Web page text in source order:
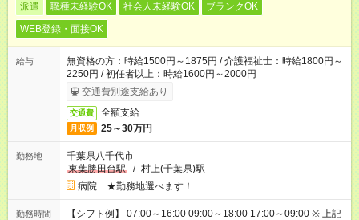
派遣 職種未経験OK 社会人未経験OK
ブランクOK
WEB登録・面接OK
給与
無資格の方：時給1500円～1875円 / 介護福祉士：時給1800円～
2250円 / 初任者以上：時給1600円～2000円
交通費別途支給あり
交通費 全額支給
月収例 25～30万円
勤務地
千葉県八千代市
東葉勝田台駅
/ 村上(千葉県)駅
病院 ★勤務地選べます！
勤務時間
【シフト例】 07:00～16:00 09:00～18:00 17:00～09:00 ※ 上記